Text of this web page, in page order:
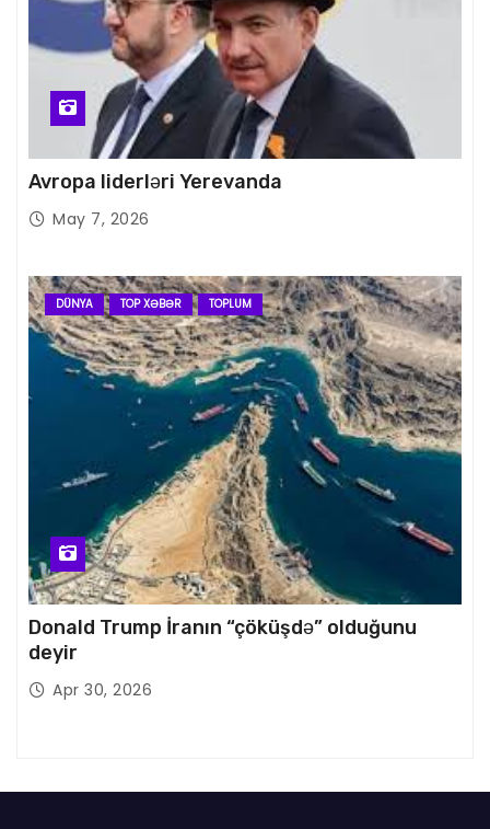
Avropa liderləri Yerevanda
May 7, 2026
DÜNYA TOP XƏBƏR TOPLUM
Donald Trump İranın “çöküşdə” olduğunu
deyir
Apr 30, 2026